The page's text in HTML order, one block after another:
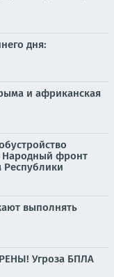
дня:
и африканская
Народный фронт
Республики
выполнять
Угроза БПЛА